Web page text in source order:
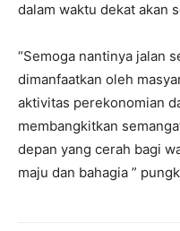
dalam waktu dekat akan
“Semoga nantinya jalan
dimanfaatkan oleh
aktivitas perekonomian
membangkitkan
depan yang cerah bagi
maju dan bahagia ”